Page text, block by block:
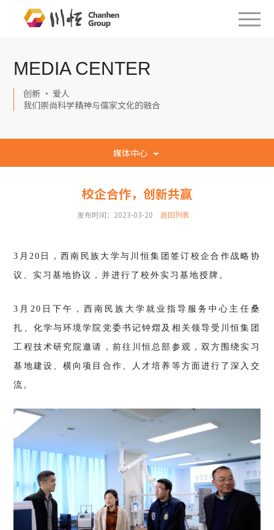
MEDIA CENTER
创新 · 爱人
我们崇尚科学精神与儒家文化的融合
媒体中心
校企合作，创新共赢
发布时间：2023-03-20 返回列表
3月20日，西南民族大学与川恒集团签订校企合作战略协
议、实习基地协议，并进行了校外实习基地授牌。
3月20日下午，西南民族大学就业指导服务中心主任桑
扎、化学与环境学院党委书记钟熠及相关领导受川恒集团
工程技术研究院邀请，前往川恒总部参观，双方围绕实习
基地建设、横向项目合作、人才培养等方面进行了深入交
流。